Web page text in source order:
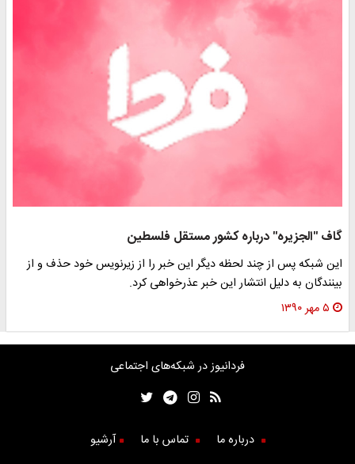
گاف "الجزيره" درباره كشور مستقل فلسطين
این شبکه پس از چند لحظه دیگر این خبر را از زیرنویس خود حذف و از
بینندگان به دلیل انتشار این خبر عذرخواهی کرد.
۵ مهر ۱۳۹۰
فردانیوز در شبکه‌های اجتماعی
درباره ما تماس با ما آرشیو